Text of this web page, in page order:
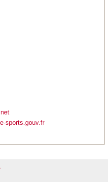
sports.gouv.fr